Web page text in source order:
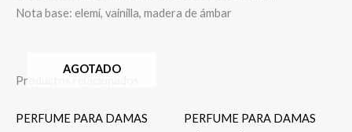
Nota base: elemí, vainilla, madera de ámbar
Productos relacionados
AGOTADO
PERFUME PARA DAMAS
PERFUME PARA DAMAS